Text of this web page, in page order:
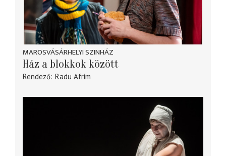
MAROSVÁSÁRHELYI SZINHÁZ
Ház a blokkok között
Rendező Radu Afrim